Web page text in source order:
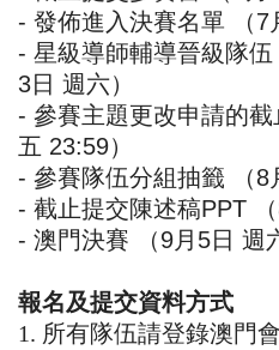
- 發佈進入決賽名單 （7
- 星級導師輔導晉級隊伍
3日 週六）
- 參賽主題更改申請的截
五 23:59）
- 參賽隊伍分組抽籤 （8
- 截止提交陳述稿PPT （
- 澳門決賽 （9月 5日 週
報名及提交資料方式
1. 所有隊伍請登錄澳門